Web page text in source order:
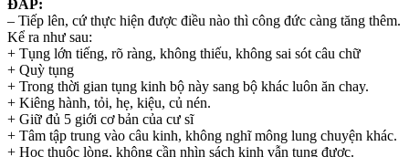
ĐÁP:
– Tiếp lên, cứ thực hiện được điều nào thì công đức càng tăng thêm.
Kể ra như sau:
+ Tụng lớn tiếng, rõ ràng, không thiếu, không sai sót câu chữ
+ Quỳ tụng
+ Trong thời gian tụng kinh bộ này sang bộ khác luôn ăn chay.
+ Kiêng hành, tỏi, hẹ, kiệu, củ nén.
+ Giữ đủ 5 giới cơ bản của cư sĩ
+ Tâm tập trung vào câu kinh, không nghĩ mông lung chuyện khác.
+ Học thuộc lòng, không cần nhìn sách kinh vẫn tụng được.